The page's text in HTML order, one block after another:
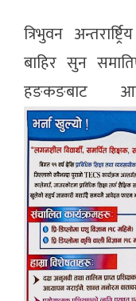
त्रिभुवन
बाहिर सुन
हङकङबाट